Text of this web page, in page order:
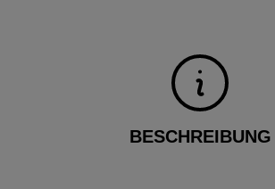
- die gewünschte Hotelkategorie, wie
Touristenklasse, Superior Klasse oder
- des selektierten Flugplanes
BESCHREIBUNG